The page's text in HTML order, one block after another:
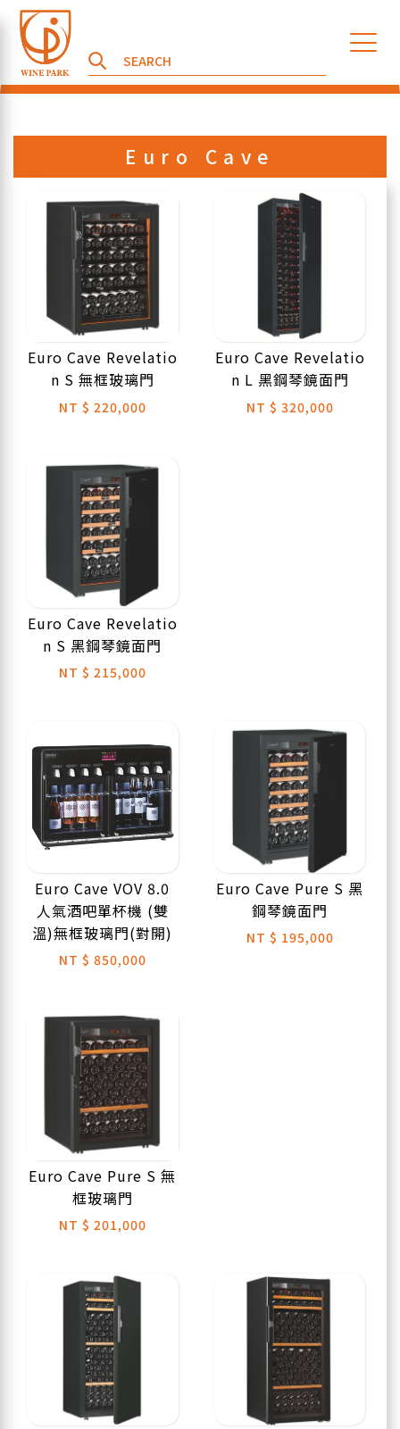
Euro Cave
Euro Cave Revelatio
n S 無框玻璃門
NT $ 220,000
Euro Cave Revelatio
n L 黑鋼琴鏡面門
NT $ 320,000
Euro Cave Revelatio
n S 黑鋼琴鏡面門
NT $ 215,000
Euro Cave VOV 8.0
人氣酒吧單杯機 (雙
溫)無框玻璃門(對開)
NT $ 850,000
Euro Cave Pure S 黑
鋼琴鏡面門
NT $ 195,000
Euro Cave Pure S 無
框玻璃門
NT $ 201,000